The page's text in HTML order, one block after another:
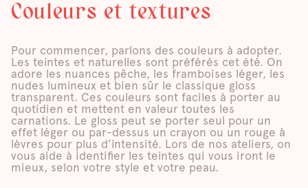
Couleurs et textures
Pour commencer, parlons des couleurs à adopter.
Les teintes et naturelles sont préférés cet été. On
adore les nuances pêche, les framboises léger, les
nudes lumineux et bien sûr le classique gloss
transparent. Ces couleurs sont faciles à porter au
quotidien et mettent en valeur toutes les
carnations. Le gloss peut se porter seul pour un
effet léger ou par-dessus un crayon ou un rouge à
lèvres pour plus d’intensité. Lors de nos ateliers, on
vous aide à identifier les teintes qui vous iront le
mieux, selon votre style et votre peau.